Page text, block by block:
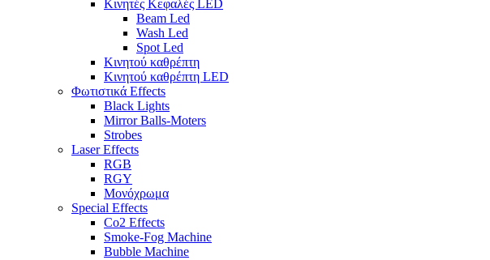
Κινητές Κεφαλές LED
Beam Led
Wash Led
Spot Led
Κινητού καθρέπτη
Κινητού καθρέπτη LED
Φωτιστικά Effects
Black Lights
Mirror Balls-Moters
Strobes
Laser Effects
RGB
RGY
Μονόχρωμα
Special Effects
Co2 Effects
Smoke-Fog Machine
Bubble Machine